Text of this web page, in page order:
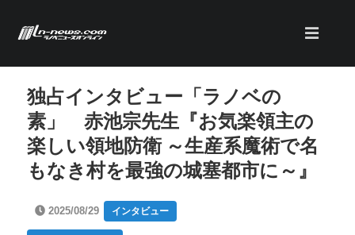
独占インタビュー「ラノベの
素」 赤池宗先生『お気楽領主の
楽しい領地防衛 ～生産系魔術で名
もなき村を最強の城塞都市に～』
2025/08/29 インタビュー